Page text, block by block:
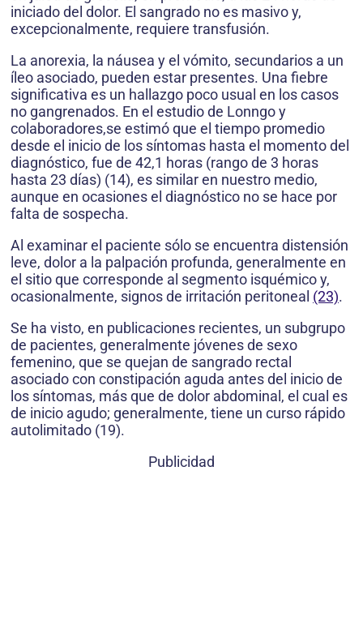
iniciado del dolor. El sangrado no es masivo y,
excepcionalmente, requiere transfusión.
La anorexia, la náusea y el vómito, secundarios a un
íleo asociado, pueden estar presentes. Una fiebre
significativa es un hallazgo poco usual en los casos
no gangrenados. En el estudio de Lonngo y
colaboradores,se estimó que el tiempo promedio
desde el inicio de los síntomas hasta el momento del
diagnóstico, fue de 42,1 horas (rango de 3 horas
hasta 23 días) (14), es similar en nuestro medio,
aunque en ocasiones el diagnóstico no se hace por
falta de sospecha.
Al examinar el paciente sólo se encuentra distensión
leve, dolor a la palpación profunda, generalmente en
el sitio que corresponde al segmento isquémico y,
ocasionalmente, signos de irritación peritoneal (23).
Se ha visto, en publicaciones recientes, un subgrupo
de pacientes, generalmente jóvenes de sexo
femenino, que se quejan de sangrado rectal
asociado con constipación aguda antes del inicio de
los síntomas, más que de dolor abdominal, el cual es
de inicio agudo; generalmente, tiene un curso rápido
autolimitado (19).
Publicidad